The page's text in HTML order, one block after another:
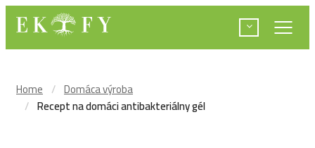
Home
Domáca výroba
Recept na domáci antibakteriálny gél